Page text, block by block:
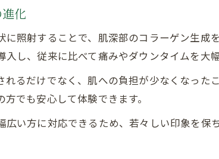
化
照射することで、肌深部のコラーゲン生
し、従来に比べて痛みやダウンタイムを大
るだけでなく、肌への負担が少なくなっ
でも安心して体験できます。
広い方に対応できるため、若々しい印象を